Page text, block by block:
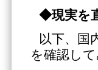
◆現実を
以下、国
を確認して